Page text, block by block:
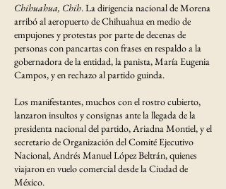
Chihuahua, Chih. La dirigencia nacional de Morena
arribó al aeropuerto de Chihuahua en medio de
empujones y protestas por parte de decenas de
personas con pancartas con frases en respaldo a la
gobernadora de la entidad, la panista, María Eugenia
Campos, y en rechazo al partido guinda.
Los manifestantes, muchos con el rostro cubierto,
lanzaron insultos y consignas ante la llegada de la
presidenta nacional del partido, Ariadna Montiel, y el
secretario de Organización del Comité Ejecutivo
Nacional, Andrés Manuel López Beltrán, quienes
viajaron en vuelo comercial desde la Ciudad de
México.